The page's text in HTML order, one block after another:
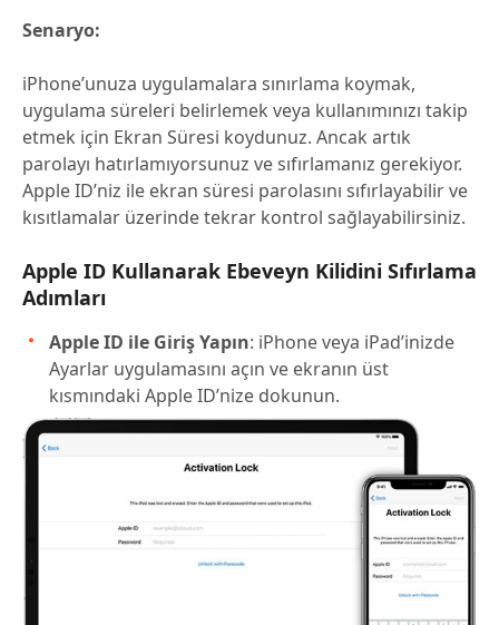
Senaryo:
iPhone’unuza uygulamalara sınırlama koymak,
uygulama süreleri belirlemek veya kullanımınızı takip
etmek için Ekran Süresi koydunuz. Ancak artık
parolayı hatırlamıyorsunuz ve sıfırlamanız gerekiyor.
Apple ID’niz ile ekran süresi parolasını sıfırlayabilir ve
kısıtlamalar üzerinde tekrar kontrol sağlayabilirsiniz.
Apple ID Kullanarak Ebeveyn Kilidini Sıfırlama
Adımları
Apple ID ile Giriş Yapın: iPhone veya iPad’inizde
Ayarlar uygulamasını açın ve ekranın üst
kısmındaki Apple ID’nize dokunun.